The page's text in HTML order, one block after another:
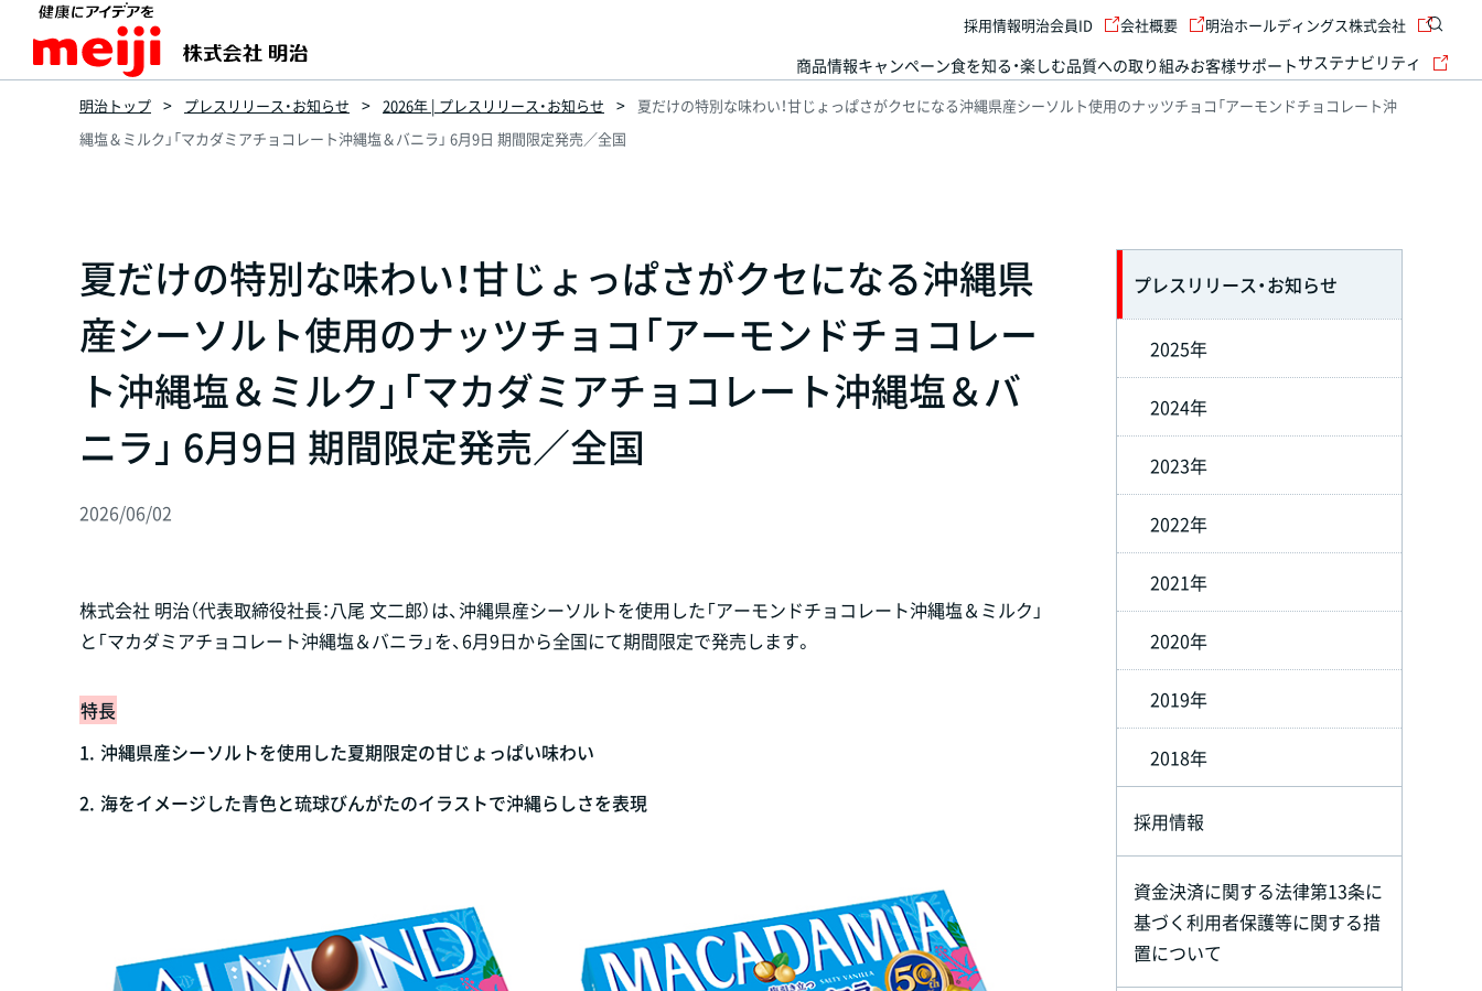
商品情報キャンペーン食を知る・楽しむ品質への取り組みお客様サポートサステナビリティ
採用情報明治会員ID 会社概要 明治ホールディングス株式会社
明治トップ プレスリリース・お知らせ 2026年 | プレスリリース・お知らせ
夏だけの特別な味わい！甘じょっぱさがクセになる沖縄県産シーソルト使用のナッツチョコ「アーモンドチョコレート沖
縄塩＆ミルク」「マカダミアチョコレート沖縄塩＆バニラ」 6月9日 期間限定発売／全国
夏だけの特別な味わい！甘じょっぱさがクセになる沖縄県
産シーソルト使用のナッツチョコ「アーモンドチョコレー
ト沖縄塩＆ミルク」「マカダミアチョコレート沖縄塩＆バ
ニラ」 6月9日 期間限定発売／全国
2026/06/02
株式会社 明治（代表取締役社長：八尾 文二郎）は、沖縄県産シーソルトを使用した「アーモンドチョコレート沖縄塩＆ミルク」
と「マカダミアチョコレート沖縄塩＆バニラ」を、6月9日から全国にて期間限定で発売します。
特長
1. 沖縄県産シーソルトを使用した夏期限定の甘じょっぱい味わい
2. 海をイメージした青色と琉球びんがたのイラストで沖縄らしさを表現
プレスリリース・お知らせ
2025年
2024年
2023年
2022年
2021年
2020年
2019年
2018年
採用情報
資金決済に関する法律第13条に
基づく利用者保護等に関する措
置について